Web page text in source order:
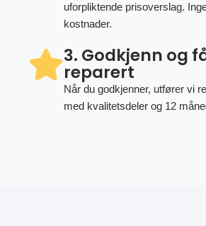
uforpliktende prisoverslag.
kostnader.
3. Godkjenn og
reparert
Når du godkjenner, utfører vi
med kvalitetsdeler og 12